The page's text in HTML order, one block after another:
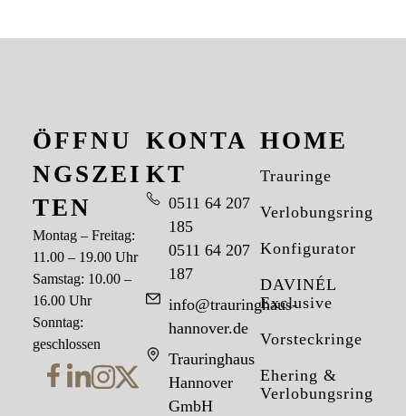
HOME
Trauringe
Verlobungsringe
Konfigurator
DAVINÉL
Exclusive
Vorsteckringe
Ehering &
Verlobungsring
KONTA
KT
0511 64 207
185
0511 64 207
187
info@trauringhaus-
hannover.de
Trauringhaus
Hannover
GmbH
ÖFFNU
NGSZEI
TEN
Montag – Freitag:
11.00 – 19.00 Uhr
Samstag: 10.00 –
16.00 Uhr
Sonntag:
geschlossen